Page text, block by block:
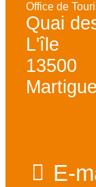
Office de
Quai
L'île
13500
E-